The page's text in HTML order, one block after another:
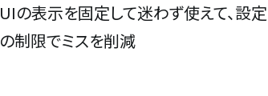
UIの表示を固定して迷わず使えて、設
の制限でミスを削減